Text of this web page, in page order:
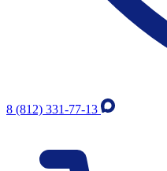
8 (812) 331-77-13